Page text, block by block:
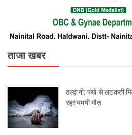
ताजा खबर
हल्द्वानी: पंखे से लटकती
रहस्यमयी मौत